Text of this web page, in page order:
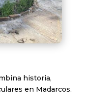
historia,
en Madarcos.